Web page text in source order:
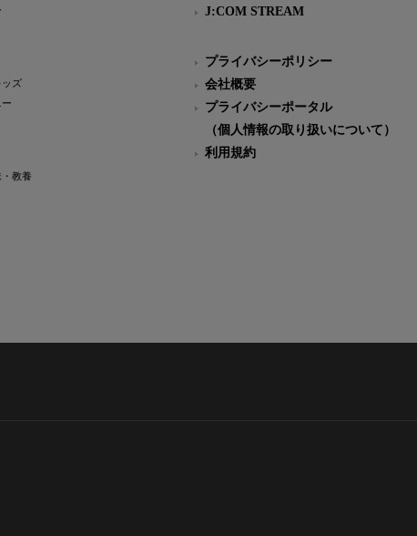
ッズ
教養
J:COM STREAM
プライバシーポリシー
会社概要
プライバシーポータル
（個人情報の取り扱いについて）
利用規約